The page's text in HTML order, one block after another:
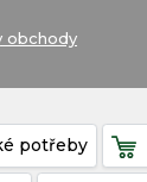
obchody
potřeby